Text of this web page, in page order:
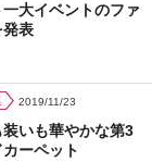
大イベントのファ
発表
2019/11/23
いも華やかな第3
ーペット